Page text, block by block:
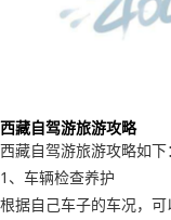
西藏自驾游旅游攻略
西藏自驾游旅游攻略如下：
1、车辆检查养护
根据自己车子的车况，